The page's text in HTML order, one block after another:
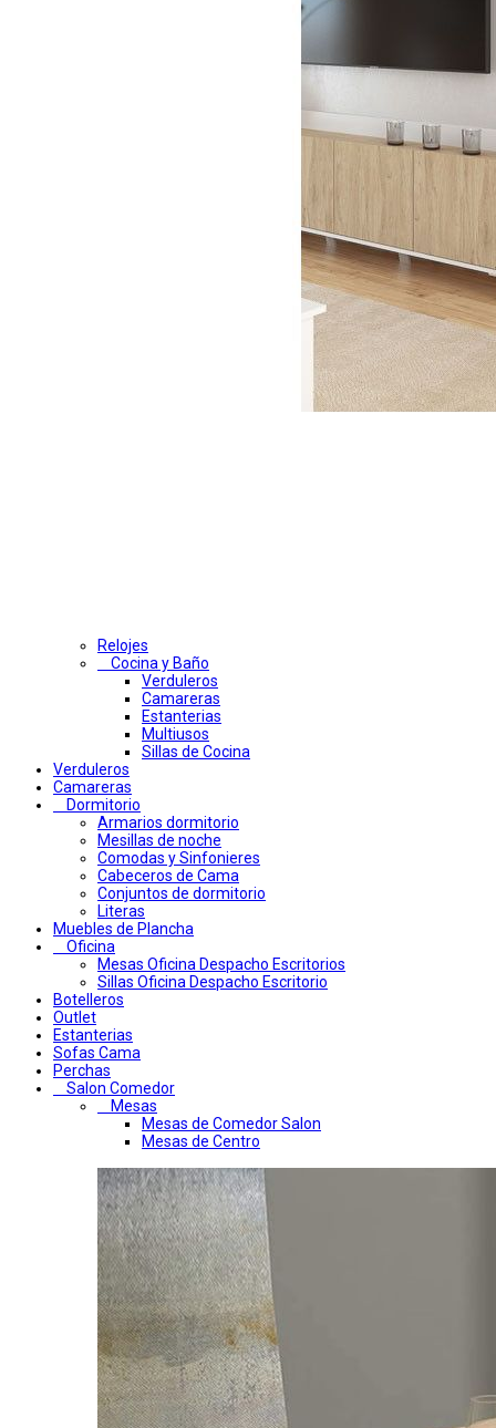
Relojes
Cocina y Baño
Verduleros
Camareras
Estanterias
Multiusos
Sillas de Cocina
Verduleros
Camareras
Dormitorio
Armarios dormitorio
Mesillas de noche
Comodas y Sinfonieres
Cabeceros de Cama
Conjuntos de dormitorio
Literas
Muebles de Plancha
Oficina
Mesas Oficina Despacho Escritorios
Sillas Oficina Despacho Escritorio
Botelleros
Outlet
Estanterias
Sofas Cama
Perchas
Salon Comedor
Mesas
Mesas de Comedor Salon
Mesas de Centro